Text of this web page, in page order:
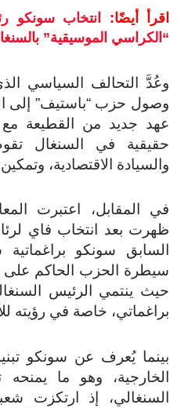
أيضًا: انتخاب سونكو
الموسيقية” بالسنغال؟
التحالف السياسي الذي
جديد من القطيعة مع
في السنغال تقوم
الاقتصادية، وتمكين
المقابل، اعتبرت
بعد انتخاب فاي لرئاسة
سونكو براغماتية
الحزب الحاكم على
ينتمي الرئيس السنغالي
خاصة في رؤيته
يُعرف عن سونكو تبنيه
وهو ما يمنحه
إذ ارتكزت